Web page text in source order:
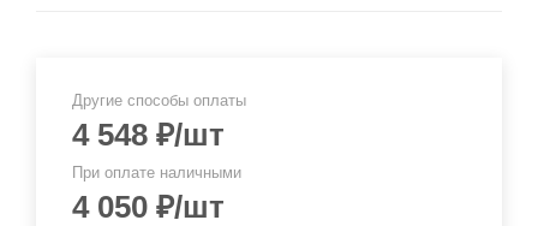
Другие способы оплаты
4 548 ₽/шт
При оплате наличными
4 050 ₽/шт